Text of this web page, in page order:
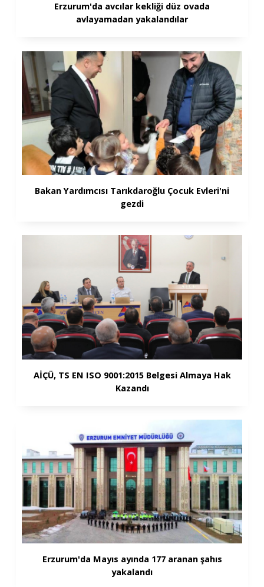
Erzurum'da avcılar kekliği düz ovada
avlayamadan yakalandılar
Bakan Yardımcısı Tarıkdaroğlu Çocuk Evleri'ni
gezdi
AİÇÜ, TS EN ISO 9001:2015 Belgesi Almaya Hak
Kazandı
Erzurum'da Mayıs ayında 177 aranan şahıs
yakalandı